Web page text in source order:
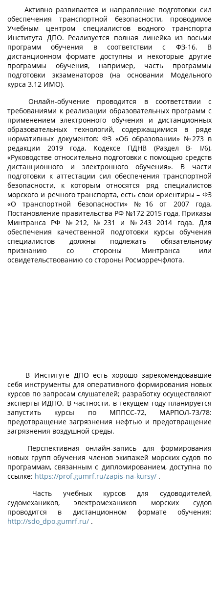
Активно развивается и направление подготовки сил
обеспечения транспортной безопасности, проводимое
Учебным центром специалистов водного транспорта
Института ДПО. Реализуется полная линейка из восьми
программ обучения в соответствии с ФЗ-16. В
дистанционном формате доступны и некоторые другие
программы обучения, например, часть программы
подготовки экзаменаторов (на основании Модельного
курса 3.12 ИМО).
Онлайн-обучение проводится в соответствии с
требованиями к реализации образовательных программ с
применением электронного обучения и дистанционных
образовательных технологий, содержащимися в ряде
нормативных документов: ФЗ «Об образовании» №273 в
редакции 2019 года, Кодексе ПДНВ (Раздел В- I/6),
«Руководстве относительно подготовки с помощью средств
дистанционного и электронного обучения». В части
подготовки к аттестации сил обеспечения транспортной
безопасности, к которым относятся ряд специалистов
морского и речного транспорта, есть свои ориентиры – ФЗ
«О транспортной безопасности» №16 от 2007 года,
Постановление правительства РФ №172 2015 года, Приказы
Минтранса РФ №212, №231 и №243 2014 года. Для
обеспечения качественной подготовки курсы обучения
специалистов должны подлежать обязательному
признанию со стороны Минтранса или
освидетельствованию со стороны Росморречфлота.
В Институте ДПО есть хорошо зарекомендовавшие
себя инструменты для оперативного формирования новых
курсов по запросам слушателей; разработку осуществляют
эксперты ИДПО. В частности, в текущем году планируется
запустить курсы по МППСС-72, МАРПОЛ-73/78:
предотвращение загрязнения нефтью и предотвращение
загрязнения воздушной среды.
Перспективная онлайн-запись для формирования
новых групп обучения членов экипажей морских судов по
программам, связанным с дипломированием, доступна по
ссылке: https://prof.gumrf.ru/zapis-na-kursy/ .
Часть учебных курсов для судоводителей,
судомехаников, электромехаников морских судов
проводится в дистанционном формате обучения:
http://sdo_dpo.gumrf.ru/ .